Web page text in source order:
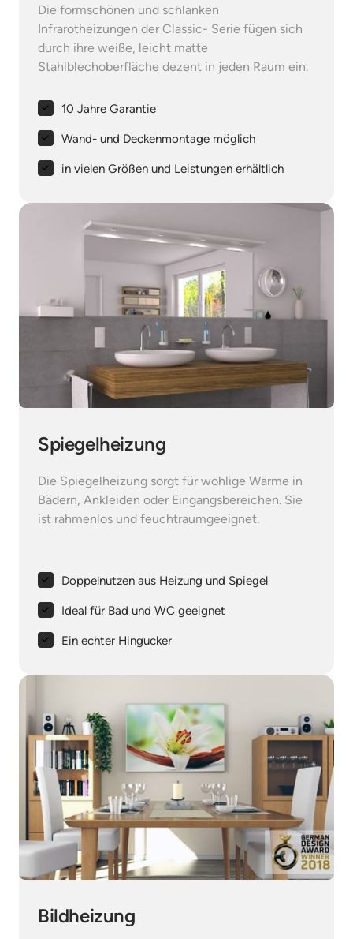
Die formschönen und schlanken
Infrarotheizungen der Classic- Serie fügen sich
durch ihre weiße, leicht matte
Stahlblechoberfläche dezent in jeden Raum ein.
10 Jahre Garantie
Wand- und Deckenmontage möglich
in vielen Größen und Leistungen erhältlich
Spiegelheizung
Die Spiegelheizung sorgt für wohlige Wärme in
Bädern, Ankleiden oder Eingangsbereichen. Sie
ist rahmenlos und feuchtraumgeeignet.
Doppelnutzen aus Heizung und Spiegel
Ideal für Bad und WC geeignet
Ein echter Hingucker
Bildheizung